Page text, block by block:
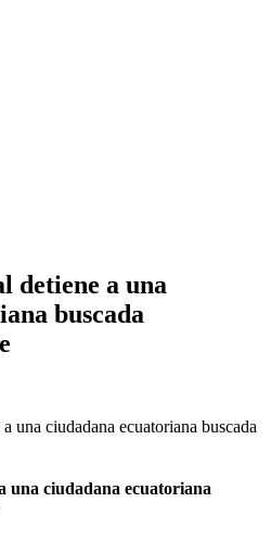
detiene a una
buscada
una ciudadana ecuatoriana